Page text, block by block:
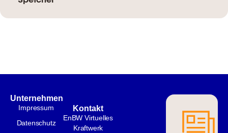
Unternehmen
Impressum
Datenschutz
Kontakt
EnBW Virtuelles
Kraftwerk